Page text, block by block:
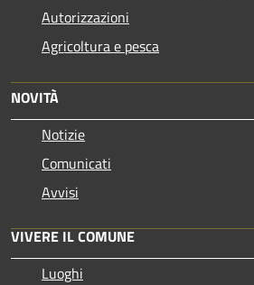
Autorizzazioni
Agricoltura e pesca
NOVITÀ
Notizie
Comunicati
Avvisi
VIVERE IL COMUNE
Luoghi